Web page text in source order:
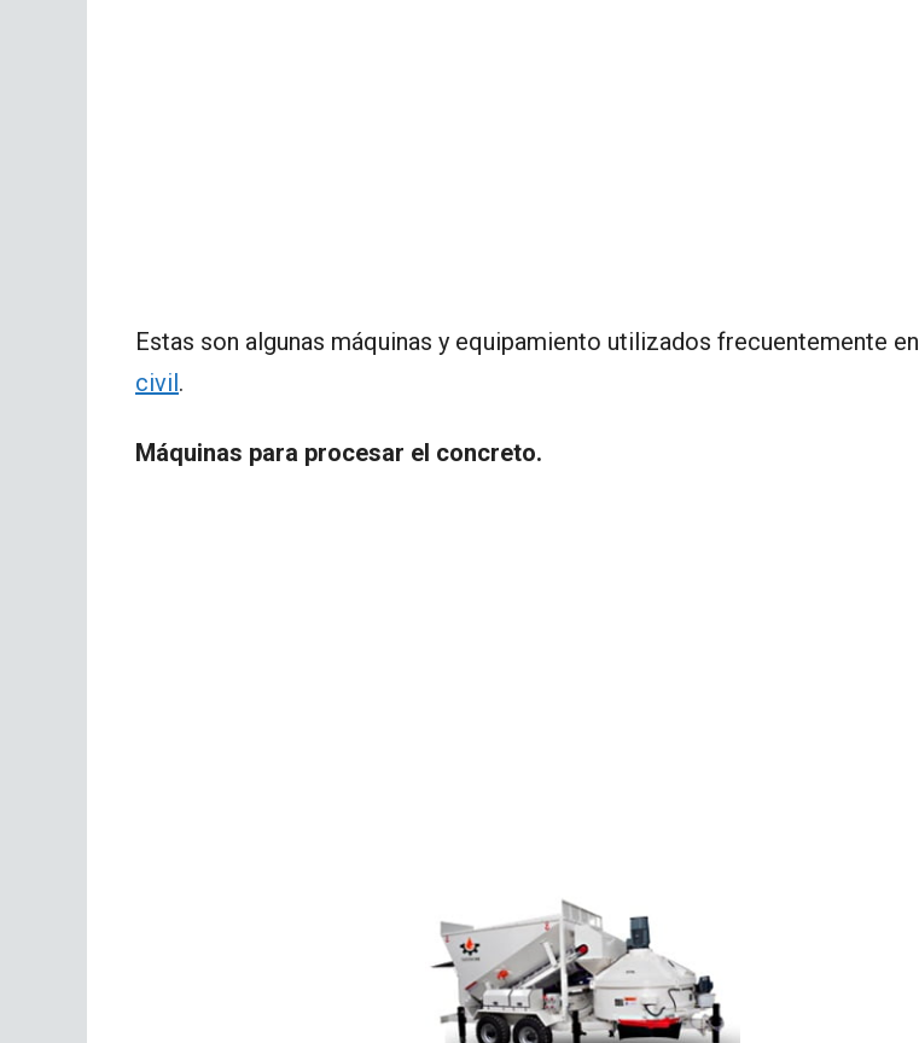
Estas son algunas máquinas y equipamiento utilizados frecuentemente en
civil.
Máquinas para procesar el concreto.